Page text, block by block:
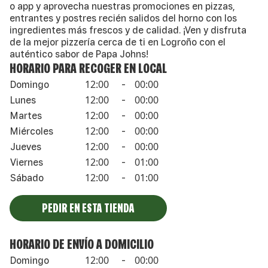
o app y aprovecha nuestras promociones en pizzas,
entrantes y postres recién salidos del horno con los
ingredientes más frescos y de calidad. ¡Ven y disfruta
de la mejor pizzería cerca de ti en Logroño con el
auténtico sabor de Papa Johns!
HORARIO PARA RECOGER EN LOCAL
Domingo 12:00 - 00:00
Lunes 12:00 - 00:00
Martes 12:00 - 00:00
Miércoles 12:00 - 00:00
Jueves 12:00 - 00:00
Viernes 12:00 - 01:00
Sábado 12:00 - 01:00
PEDIR EN ESTA TIENDA
HORARIO DE ENVÍO A DOMICILIO
Domingo 12:00 - 00:00